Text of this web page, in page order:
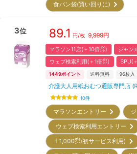
食パン袋(買い回りに)
3位 89.1 円/枚 9,999円
マラソン11店(＋10倍㌽)
ジャン
ウェブ検索利用(＋1倍㌽)
SPU(
1449ポイント 送料無料 96枚入
介護大人用紙おむつ通販専門店
10件
マラソンエントリー
ウェブ検索利用エントリー
＋1,000㌽(初サービス利用)